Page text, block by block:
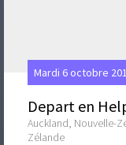
Mardi 6 octobre
Depart en
Auckland, Nouvelle-
Zélande